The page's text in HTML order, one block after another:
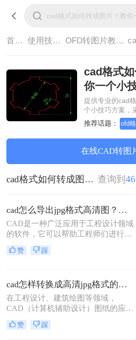
首页> 使用技巧> OFD转图片教程>
cad格式
你一个小
提供专业的cad
个小技巧方案，
术，确保文档
码。支持一键批
保障隐私安全。
转成图片？教你
高效办公。
推荐话题：
在线CAD转图
cad格式如何转成图片？教你一个小技巧 查询到 46
cad怎么导出jpg格式高清图？教你四种方法！
CAD是一种广泛应用于工程设计领域
的软件，它可以帮助工程师们进行三
维建模和图形设计。然而，有时候我
们需要将CAD设计导出为高清的图像
绍四种简单而有效的方法来实现这一
目标。
赞 踩
cad怎样转换成高清jpg格式的图片？这3个方法了解一下
在工程设计、建筑绘图等领域，
CAD（计算机辅助设计）图纸的应用
极为广泛。然而，在某些情况下，我
们可能需要将CAD文件转换成高清
赞 踩